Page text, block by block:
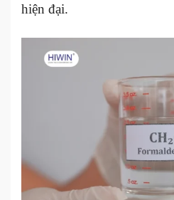
hiện đại.